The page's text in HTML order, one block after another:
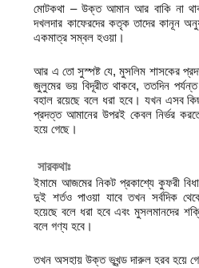
মোটকথা – উক্ত আমান আর বাকি না
দখলদার কাফেরদের কতৃক তাদের কানূন
একমাত্র সম্বল হওয়া।
আর এ তো সুস্পষ্ট যে, মুসলিম শাসকের
জুলুমের ভয় বিদূরীত থাকবে, ততদিন
বহাল রয়েছে বলে ধরা হবে। যখন এসব
প্রদত্ত আমানের উপরই কেবল নির্ভর
হয়ে গেছে।
সারকথাঃ
ইমামে আজমের নিকট প্রকাশ্যে কুফরী
দুই শর্তও পাওয়া যাবে তখন সর্বদিক
হয়েছে বলে ধরা হবে এবং মুসলমানদের
বলে গণ্য হবে।
তখন অসহায় উক্ত ভূখন্ড দারুল হরব হয়ে